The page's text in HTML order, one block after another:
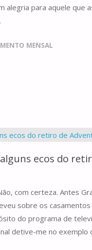
alegria para aquele que
MENSAL
ecos do
com certeza. Antes
sobre os
do programa de
detive-me no exemplo